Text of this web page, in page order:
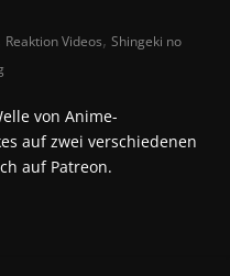
Reaktion Videos, Shingeki no
von Anime-
auf zwei verschiedenen
auf Patreon.